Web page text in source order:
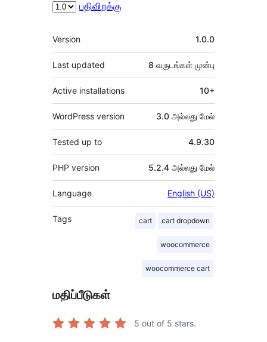
பதிவிறக்கு
Meta
Version 1.0.0
Last updated 8 வருடங்கள் முன்பு
Active installations 10+
WordPress version 3.0 அல்லது மேல்
Tested up to 4.9.30
PHP version 5.2.4 அல்லது மேல்
Language English (US)
Tags cart cart dropdown
woocommerce
woocommerce cart
மதிப்பீடுகள்
5 out of 5 stars.